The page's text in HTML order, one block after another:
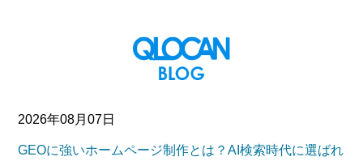
2026年08月07日
GEOに強いホームページ制作とは？AI検索時代に選ばれ